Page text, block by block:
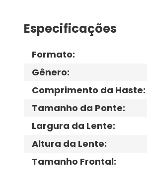
Especificações
Formato:
Gênero:
Comprimento da Haste:
Tamanho da Ponte:
Largura da Lente:
Altura da Lente:
Tamanho Frontal: